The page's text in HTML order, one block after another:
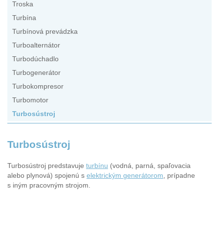
Troska
Turbína
Turbínová prevádzka
Turboalternátor
Turbodúchadlo
Turbogenerátor
Turbokompresor
Turbomotor
Turbosústroj
Turbosústroj
Turbosústroj predstavuje turbínu (vodná, parná, spaľovacia
alebo plynová) spojenú s elektrickým generátorom , prípadne
s iným pracovným strojom.